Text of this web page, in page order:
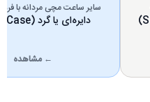
سایر ساعت مچی مردانه با
دایره‌ای یا گرد (Round Case)
← مشاهده